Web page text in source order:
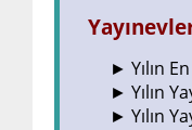
► Yılın En
► Yılın
► Yılın